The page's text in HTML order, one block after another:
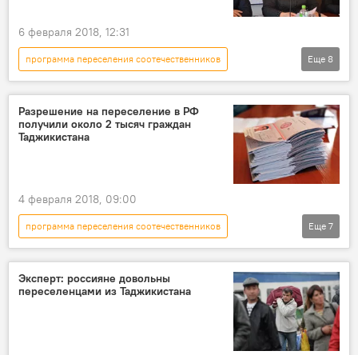
6 февраля 2018, 12:31
программа переселения соотечественников
Таджикистан
Все новости
Миграция
Сумангул Тагойзода
Новости мигрантов из Центральной Азии в России
Еще 8
Разрешение на переселение в РФ
получили около 2 тысяч граждан
Таджикистана
4 февраля 2018, 09:00
программа переселения соотечественников
Все новости
Миграция
программа
соотечественники
Новости мигрантов из Центральной Азии в России
Еще 7
Эксперт: россияне довольны
переселенцами из Таджикистана